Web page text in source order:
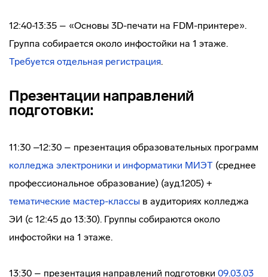
12:40-13:35 – «Основы 3D-печати на FDM-принтере».
Группа собирается около инфостойки на 1 этаже.
Требуется отдельная регистрация.
Презентации направлений
подготовки:
11:30 –12:30 – презентация образовательных программ
колледжа электроники и информатики МИЭТ (среднее
профессиональное образование) (ауд.1205) +
тематические мастер-классы в аудиториях колледжа
ЭИ (с 12:45 до 13:30). Группы собираются около
инфостойки на 1 этаже.
13:30 – презентация направлений подготовки 09.03.03